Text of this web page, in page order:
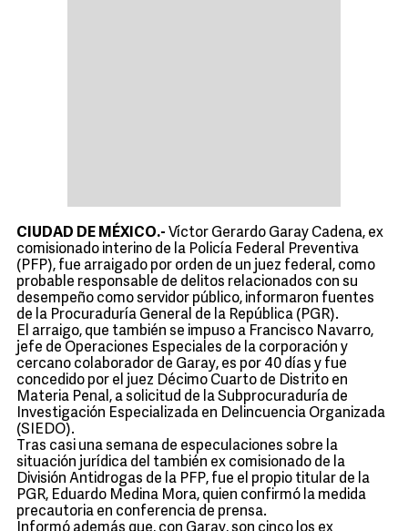
CIUDAD DE MÉXICO.- Víctor Gerardo Garay Cadena, ex
comisionado interino de la Policía Federal Preventiva
(PFP), fue arraigado por orden de un juez federal, como
probable responsable de delitos relacionados con su
desempeño como servidor público, informaron fuentes
de la Procuraduría General de la República (PGR).
El arraigo, que también se impuso a Francisco Navarro,
jefe de Operaciones Especiales de la corporación y
cercano colaborador de Garay, es por 40 días y fue
concedido por el juez Décimo Cuarto de Distrito en
Materia Penal, a solicitud de la Subprocuraduría de
Investigación Especializada en Delincuencia Organizada
(SIEDO).
Tras casi una semana de especulaciones sobre la
situación jurídica del también ex comisionado de la
División Antidrogas de la PFP, fue el propio titular de la
PGR, Eduardo Medina Mora, quien confirmó la medida
precautoria en conferencia de prensa.